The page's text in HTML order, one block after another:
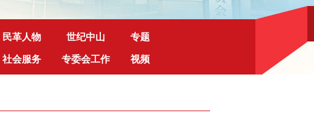
民革人物 世纪中山 专题
社会服务 专委会工作 视频